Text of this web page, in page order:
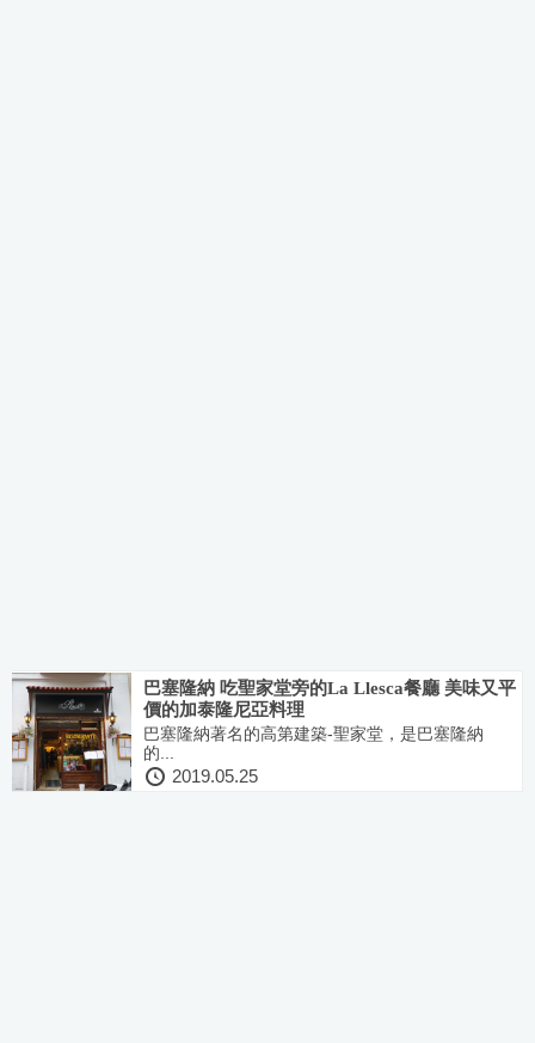
巴塞隆納 吃聖家堂旁的La Llesca餐廳 美味又平
價的加泰隆尼亞料理
巴塞隆納著名的高第建築-聖家堂，是巴塞隆納
的...
2019.05.25